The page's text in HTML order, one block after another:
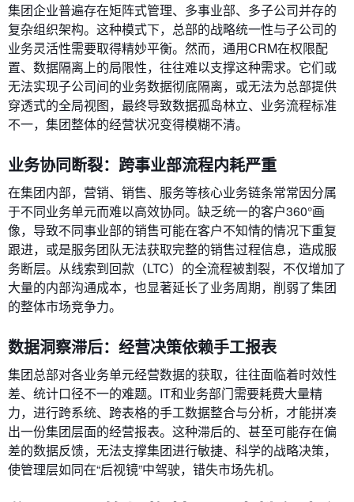
集团企业普遍存在矩阵式管理、多事业部、多子公司并存的
复杂组织架构。这种模式下，总部的战略统一性与子公司的
业务灵活性需要取得精妙平衡。然而，通用CRM在权限配
置、数据隔离上的局限性，往往难以支撑这种需求。它们或
无法实现子公司间的业务数据彻底隔离，或无法为总部提供
穿透式的全局视图，最终导致数据孤岛林立、业务流程标准
不一，集团整体的经营状况变得模糊不清。
业务协同断裂：跨事业部流程内耗严重
在集团内部，营销、销售、服务等核心业务链条常常因分属
于不同业务单元而难以高效协同。缺乏统一的客户360°画
像，导致不同事业部的销售可能在客户不知情的情况下重复
跟进，或是服务团队无法获取完整的销售过程信息，造成服
务断层。从线索到回款（LTC）的全流程被割裂，不仅增加了
大量的内部沟通成本，也显著延长了业务周期，削弱了集团
的整体市场竞争力。
数据洞察滞后：经营决策依赖手工报表
集团总部对各业务单元经营数据的获取，往往面临着时效性
差、统计口径不一的难题。IT和业务部门需要耗费大量精
力，进行跨系统、跨表格的手工数据整合与分析，才能拼凑
出一份集团层面的经营报表。这种滞后的、甚至可能存在偏
差的数据反馈，无法支撑集团进行敏捷、科学的战略决策，
使管理层如同在“后视镜”中驾驶，错失市场先机。